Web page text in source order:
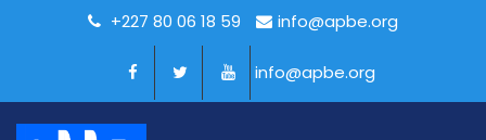
+227 80 06 18 59 info@apbe.org
info@apbe.org